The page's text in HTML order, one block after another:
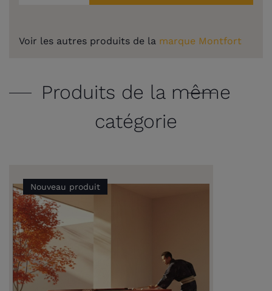
Voir les autres produits de la marque Montfort
Produits de la même
catégorie
Nouveau produit